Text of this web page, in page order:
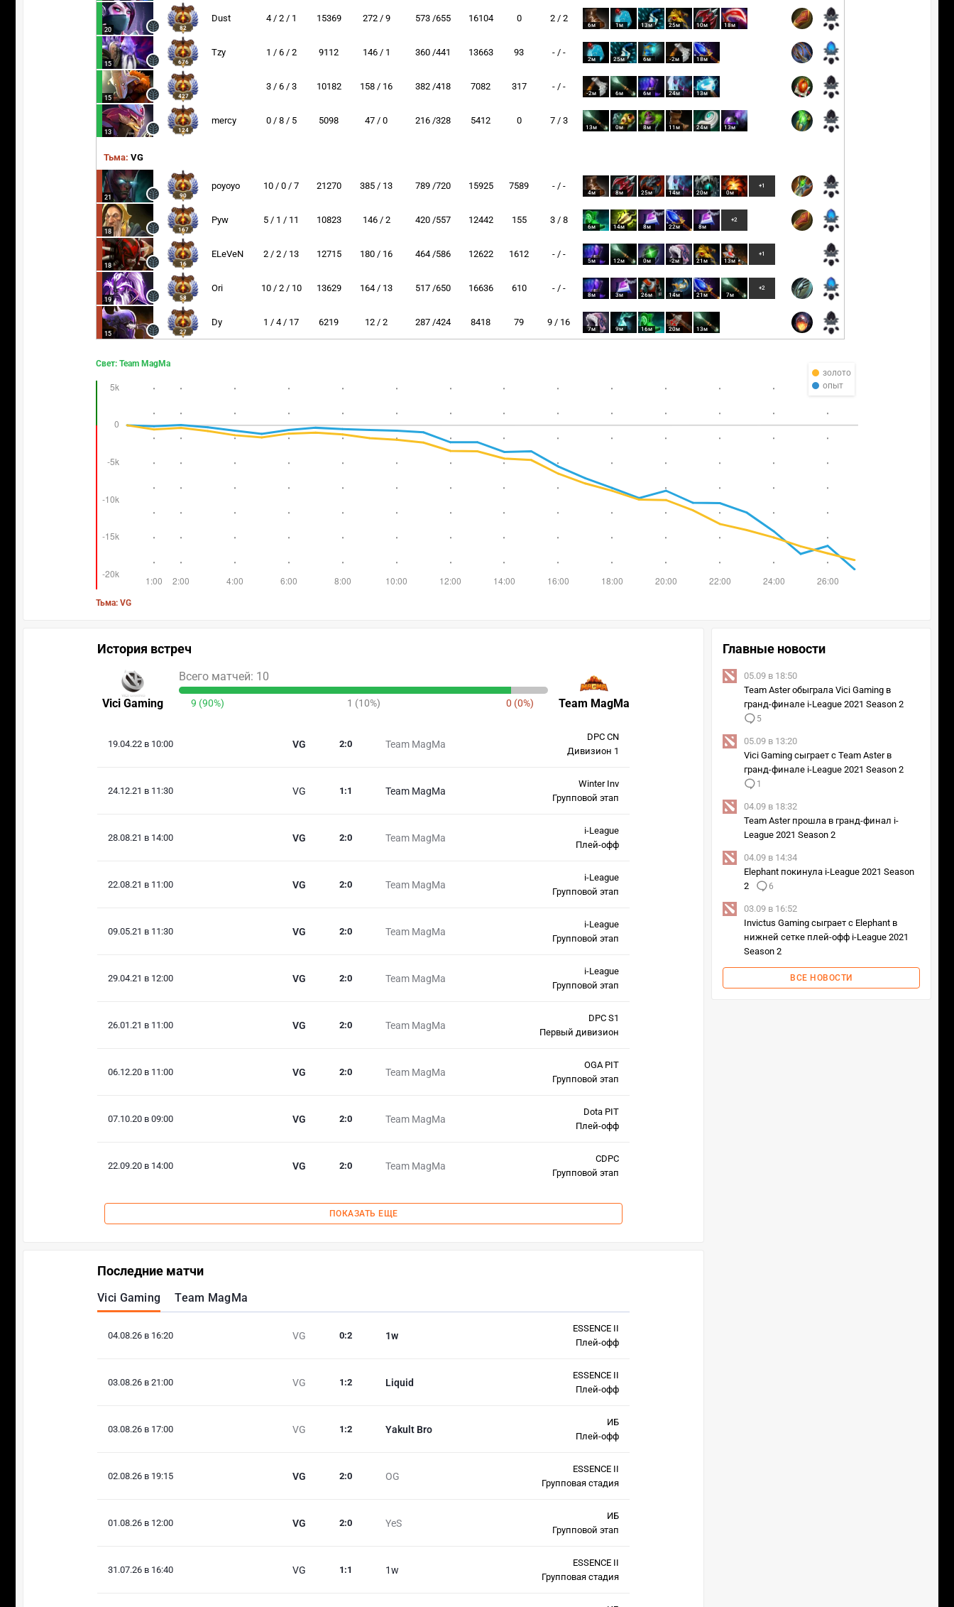
20 82
Dust 4 / 2 / 1 15369 272 / 9 573 /655 16104 0 2 / 2
6м 1м 13м 25м 10м 18м
15 676
Tzy 1 / 6 / 2 9112 146 / 1 360 /441 13663 93 - / -
2м 25м 6м -2м 18м
15 427
3 / 6 / 3 10182 158 / 16 382 /418 7082 317 - / -
-2м 6м 6м 24м 13м
13 124
mercy 0 / 8 / 5 5098 47 / 0 216 /328 5412 0 7 / 3
13м 0м 8м 11м 24м 13м
Тьма: VG
21 90
poyoyo 10 / 0 / 7 21270 385 / 13 789 /720 15925 7589 - / -
4м 8м 25м 14м 20м 0м
+1
18 167
Pyw 5 / 1 / 11 10823 146 / 2 420 /557 12442 155 3 / 8
6м 14м 8м 22м 8м
+2
18 16
ELeVeN 2 / 2 / 13 12715 180 / 16 464 /586 12622 1612 - / -
5м 12м 0м -2м 21м 13м
+1
19 58
Ori 10 / 2 / 10 13629 164 / 13 517 /650 16636 610 - / -
8м 3м 26м 14м 21м 7м
+2
15 27
Dy 1 / 4 / 17 6219 12 / 2 287 /424 8418 79 9 / 16
7м 9м 16м 20м 13м
золото
опыт
Свет: Team MagMa
Тьма: VG
История встреч
Vici Gaming Team MagMa
Всего матчей: 10
9 (90%) 1 (10%) 0 (0%)
19.04.22 в 10:00 VG Team MagMa
2:0
DPC CN
Дивизион 1
24.12.21 в 11:30 VG Team MagMa
1 :1
Winter Inv
Групповой этап
28.08.21 в 14:00 VG Team MagMa
2:0
i-League
Плей-офф
22.08.21 в 11:00 VG Team MagMa
2:0
i-League
Групповой этап
09.05.21 в 11:30 VG Team MagMa
2:0
i-League
Групповой этап
29.04.21 в 12:00 VG Team MagMa
2:0
i-League
Групповой этап
26.01.21 в 11:00 VG Team MagMa
2:0
DPC S1
Первый дивизион
06.12.20 в 11:00 VG Team MagMa
2:0
OGA PIT
Групповой этап
07.10.20 в 09:00 VG Team MagMa
2:0
Dota PIT
Плей-офф
22.09.20 в 14:00 VG Team MagMa
2:0
CDPC
Групповой этап
ПОКАЗАТЬ ЕЩЕ
Последние матчи
Vici Gaming Team MagMa
04.08.26 в 16:20 VG 1w
0:2
ESSENCE II
Плей-офф
03.08.26 в 21:00 VG Liquid
1 :2
ESSENCE II
Плей-офф
03.08.26 в 17:00 VG Yakult Bro
1 :2
ИБ
Плей-офф
02.08.26 в 19:15 VG OG
2:0
ESSENCE II
Групповая стадия
01.08.26 в 12:00 VG YeS
2:0
ИБ
Групповой этап
31.07.26 в 16:40 VG 1w
1 :1
ESSENCE II
Групповая стадия
Главные новости
05.09 в 18:50
Team Aster обыграла Vici Gaming в
гранд-финале i-League 2021 Season 2
5
05.09 в 13:20
Vici Gaming сыграет с Team Aster в
гранд-финале i-League 2021 Season 2
1
04.09 в 18:32
Team Aster прошла в гранд-финал i-
League 2021 Season 2
04.09 в 14:34
Elephant покинула i-League 2021 Season
2
6
03.09 в 16:52
Invictus Gaming сыграет с Elephant в
нижней сетке плей-офф i-League 2021
Season 2
ВСЕ НОВОСТИ